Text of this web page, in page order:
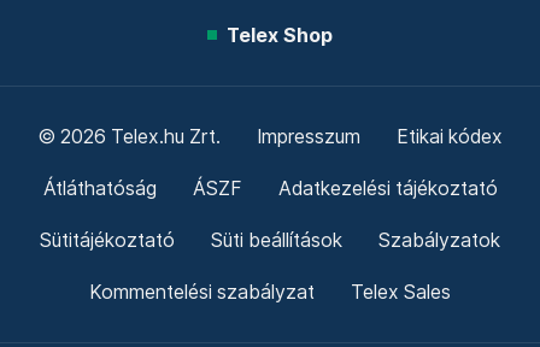
Telex Shop
© 2026 Telex.hu Zrt. Impresszum Etikai kódex
Átláthatóság ÁSZF Adatkezelési tájékoztató
Sütitájékoztató Süti beállítások Szabályzatok
Kommentelési szabályzat Telex Sales